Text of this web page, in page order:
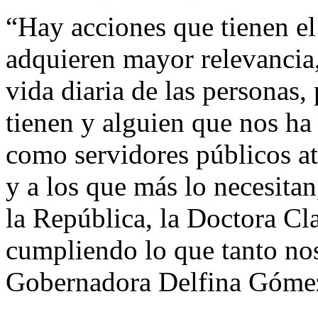
“Hay acciones que tienen
adquieren mayor
vida diaria de las
tienen y alguien que nos
como servidores públicos
y a los que más lo
la República, la Doctora
cumpliendo lo que tanto
Gobernadora Delfina